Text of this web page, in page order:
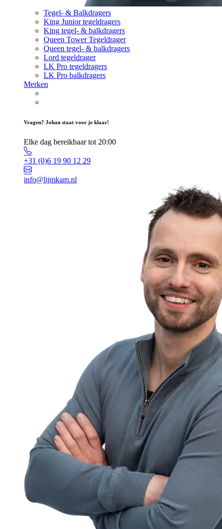
Tegel- & Balkdragers
King Junior tegeldragers
King tegel- & balkdragers
Queen Tower Tegeldrager
Queen tegel- & balkdragers
Lord tegeldrager
LK Pro tegeldragers
LK Pro balkdragers
Merken
Vragen? Johan staat voor je klaar!
Elke dag bereikbaar tot 20:00
+31 (0)6 19 90 12 29
info@lijmkam.nl